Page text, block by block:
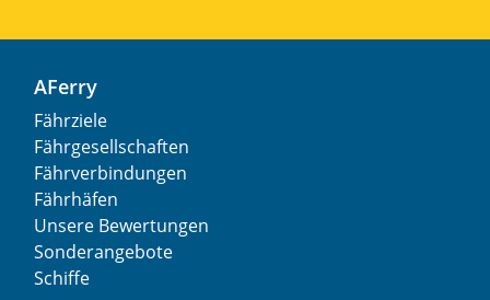
AFerry
Fährziele
Fährgesellschaften
Fährverbindungen
Fährhäfen
Unsere Bewertungen
Sonderangebote
Schiffe